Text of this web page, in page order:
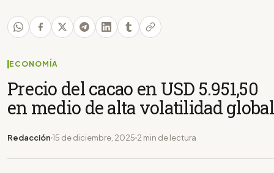
ECONOMÍA
Precio del cacao en USD 5.951,50
en medio de alta volatilidad global
Redacción 15 de diciembre, 2025 2 min de lectura